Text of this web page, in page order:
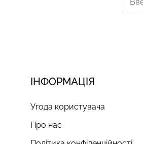
ІНФОРМАЦІЯ
Угода користувача
Про нас